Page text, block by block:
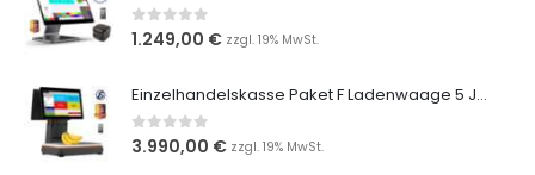
0 out of 5
1.249,00 € zzgl. 19% MwSt.
Einzelhandelskasse Paket F Ladenwaage 5 Jahres Sorglos
0 out of 5
3.990,00 € zzgl. 19% MwSt.